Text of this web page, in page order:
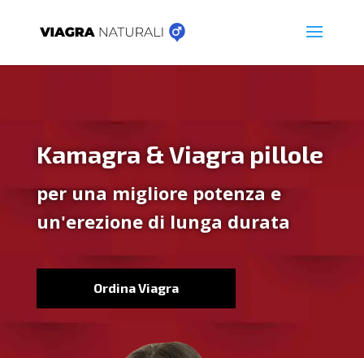
Kamagra & Viagra pillole
per una migliore potenza e
un'erezione di lunga durata
Ordina Viagra